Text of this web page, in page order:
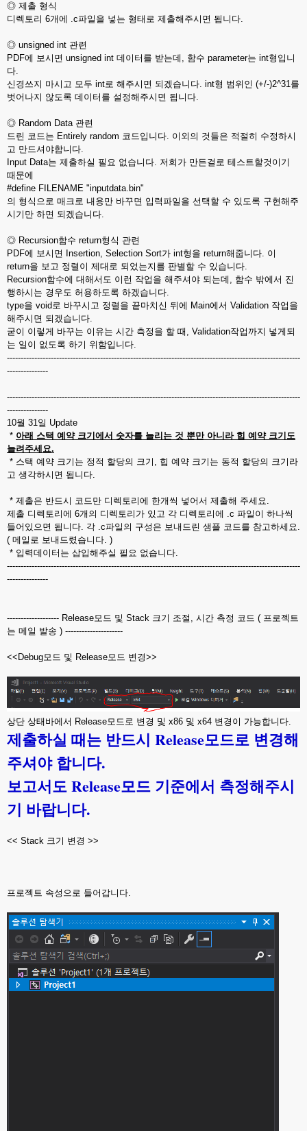
◎ 제출 형식
디렉토리 6개에 .c파일을 넣는 형태로 제출해주시면 됩니다.
◎ unsigned int 관련
PDF에 보시면 unsigned int 데이터를 받는데, 함수 parameter는 int형입니
다.
신경쓰지 마시고 모두 int로 해주시면 되겠습니다. int형 범위인 (+/-)2^31를
벗어나지 않도록 데이터를 설정해주시면 됩니다.
◎ Random Data 관련
드린 코드는 Entirely random 코드입니다. 이외의 것들은 적절히 수정하시
고 만드셔야합니다.
Input Data는 제출하실 필요 없습니다. 저희가 만든걸로 테스트할것이기
때문에
#define FILENAME "inputdata.bin"
의 형식으로 매크로 내용만 바꾸면 입력파일을 선택할 수 있도록 구현해주
시기만 하면 되겠습니다.
◎ Recursion함수 return형식 관련
PDF에 보시면 Insertion, Selection Sort가 int형을 return해줍니다. 이
return을 보고 정렬이 제대로 되었는지를 판별할 수 있습니다.
Recursion함수에 대해서도 이런 작업을 해주셔야 되는데, 함수 밖에서 진
행하시는 경우도 허용하도록 하겠습니다.
type을 void로 바꾸시고 정렬을 끝마치신 뒤에 Main에서 Validation 작업을
해주시면 되겠습니다.
굳이 이렇게 바꾸는 이유는 시간 측정을 할 때, Validation작업까지 넣게되
는 일이 없도록 하기 위함입니다.
-----------------------------------------------------------------------------------------------------------
---------------
-----------------------------------------------------------------------------------------------------------
---------------
10월 31일 Update
* 아래 스택 예약 크기에서 숫자를 늘리는 것 뿐만 아니라 힙 예약 크기도
늘려주세요.
* 스택 예약 크기는 정적 할당의 크기, 힙 예약 크기는 동적 할당의 크기라
고 생각하시면 됩니다.
* 제출은 반드시 코드만 디렉토리에 한개씩 넣어서 제출해 주세요.
제출 디렉토리에 6개의 디렉토리가 있고 각 디렉토리에 .c 파일이 하나씩
들어있으면 됩니다. 각 .c파일의 구성은 보내드린 샘플 코드를 참고하세요.
( 메일로 보내드렸습니다. )
* 입력데이터는 삽입해주실 필요 없습니다.
-----------------------------------------------------------------------------------------------------------
---------------
------------------- Release모드 및 Stack 크기 조절, 시간 측정 코드 ( 프로젝트
는 메일 발송 ) ---------------------
<<Debug모드 및 Release모드 변경>>
상단 상태바에서 Release모드로 변경 및 x86 및 x64 변경이 가능합니다.
제출하실 때는 반드시 Release모드로 변경해
주셔야 합니다.
보고서도 Release모드 기준에서 측정해주시
기 바랍니다.
<< Stack 크기 변경 >>
프로젝트 속성으로 들어갑니다.